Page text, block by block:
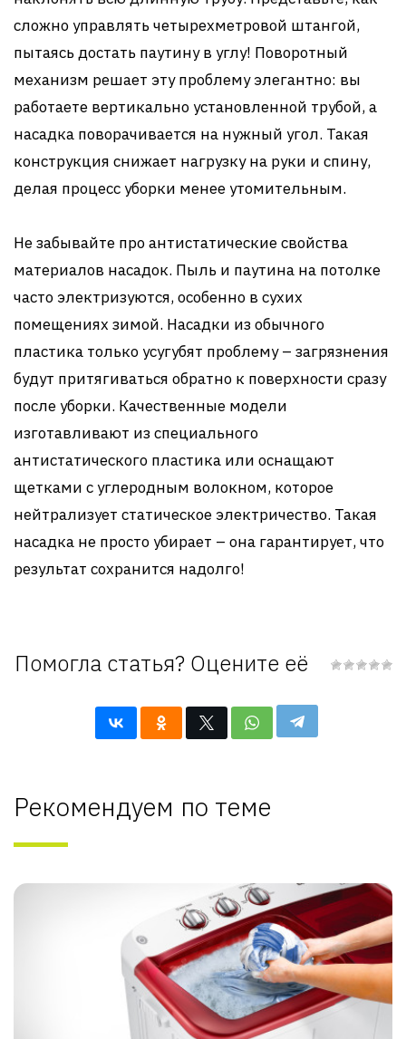
сложно управлять четырехметровой штангой,
пытаясь достать паутину в углу! Поворотный
механизм решает эту проблему элегантно: вы
работаете вертикально установленной трубой, а
насадка поворачивается на нужный угол. Такая
конструкция снижает нагрузку на руки и спину,
делая процесс уборки менее утомительным.
Не забывайте про антистатические свойства
материалов насадок. Пыль и паутина на потолке
часто электризуются, особенно в сухих
помещениях зимой. Насадки из обычного
пластика только усугубят проблему – загрязнения
будут притягиваться обратно к поверхности сразу
после уборки. Качественные модели
изготавливают из специального
антистатического пластика или оснащают
щетками с углеродным волокном, которое
нейтрализует статическое электричество. Такая
насадка не просто убирает – она гарантирует, что
результат сохранится надолго!
Помогла статья? Оцените её
Рекомендуем по теме